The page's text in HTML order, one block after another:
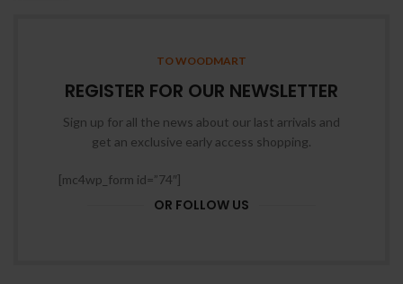
TO WOODMART
REGISTER FOR OUR NEWSLETTER
Sign up for all the news about our last arrivals and
get an exclusive early access shopping.
[mc4wp_form id=”74″]
OR FOLLOW US